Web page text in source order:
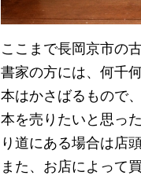
ここまで長岡京市の
書家の方には、何千
本はかさばるもので
本を売りたいと思っ
り道にある場合は店
また、お店によって